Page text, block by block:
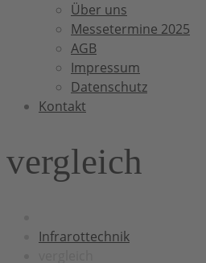
Über uns
Messetermine 2025
AGB
Impressum
Datenschutz
Kontakt
vergleich
Infrarottechnik